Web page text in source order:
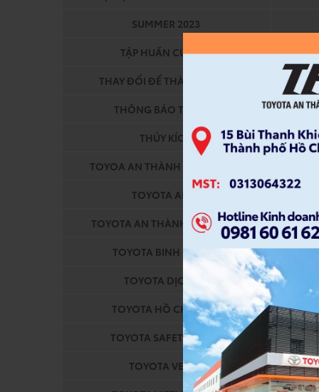
SUMMER 2023
TẬP HUẤN CỨU HỘ
THAY ĐỔI ĐỂ THÀNH CÔNG
THÔNG BÁO TIẾN ĐỘ
THỦY KÍCH
TOYOA AN THÀNH FUKUSHIMA
TOYOTA ALTIS
TOYOTA AN THÀNH FUKUSHIM
TOYOTA BINH CHANH
TOYOTA DỊCH VỤ
TOYOTA HỒ CHÍ MINH
TOYOTA SAFETY SENSE
TOYOTA VELOZ